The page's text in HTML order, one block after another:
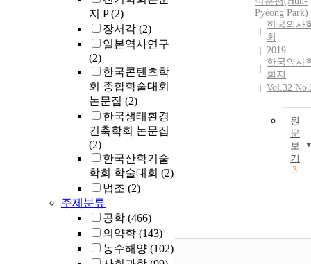
지 P(2)
장서각 (2)
일본역사연구
(2)
한국콘텐츠학
회 종합학술대회
논문집 (2)
한국생태환경
건축학회 논문집
(2)
한국산학기술
학회 학술대회 (2)
법조 (2)
주제분류
공학 (466)
의약학 (143)
농수해양 (102)
Pyeong Park)
한국의사
회
2019
한국의사
회지
Vol.32
원
문
보
기
3